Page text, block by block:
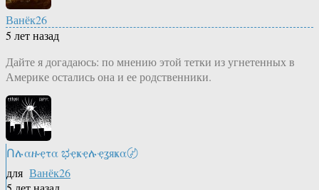
Ванёк26
5 лет назад
Дайте я догадаюсь: по мнению этой тетки из угнетенных в
Америке остались она и ее родственники.
Ոሉαዙҿτα ಭҿҝҿሉҿʓяҝα〄
для Ванёк26